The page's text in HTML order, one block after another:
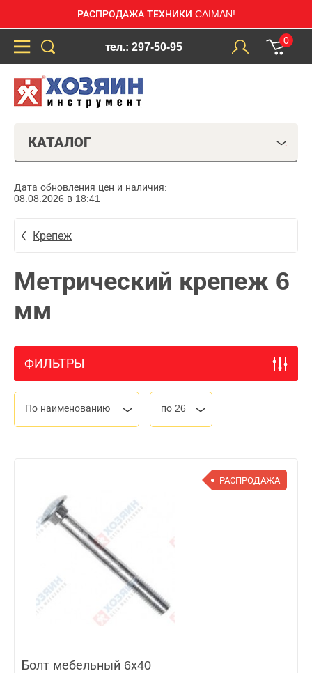
РАСПРОДАЖА ТЕХНИКИ CAIMAN!
тел.: 297-50-95
0
КАТАЛОГ
Дата обновления цен и наличия:
08.08.2026 в 18:41
Крепеж
Метрический крепеж 6
мм
ФИЛЬТРЫ
По наименованию по 26
РАСПРОДАЖА
Болт мебельный 6х40